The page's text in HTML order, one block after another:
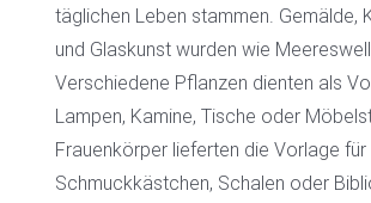
täglichen Leben stammen. Gemälde,
und Glaskunst wurden wie
Verschiedene Pflanzen dienten als
Lampen, Kamine, Tische oder
Frauenkörper lieferten die Vorlage für
Schmuckkästchen, Schalen oder